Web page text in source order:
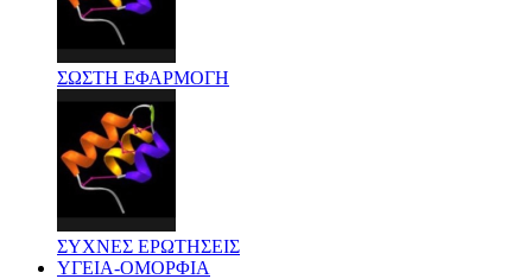
ΣΩΣΤΗ ΕΦΑΡΜΟΓΗ
ΣΥΧΝΕΣ ΕΡΩΤΗΣΕΙΣ
ΥΓΕΙΑ-ΟΜΟΡΦΙΑ